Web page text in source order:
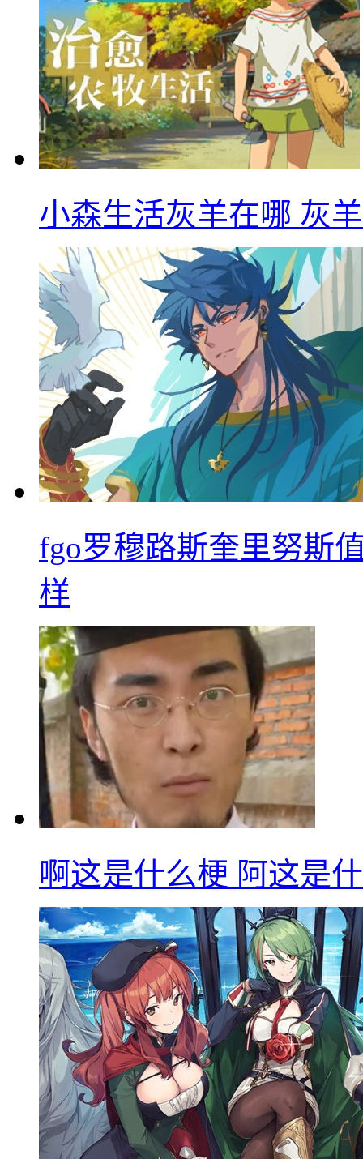
小森生活灰羊在哪 灰
fgo罗穆路斯奎里努斯
样
啊这是什么梗 阿这是